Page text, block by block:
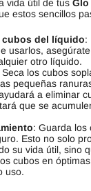
vida útil de tus Glo
estos sencillos
cubos del líquido:
usarlos,
otro líquido.
Seca los cubos
pequeñas
a eliminar
que se
: Guarda los
Esto no solo
su vida útil, sino
cubos en
uso.